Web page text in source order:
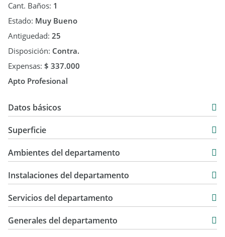
Cant. Baños: 1
Estado: Muy Bueno
Antiguedad: 25
Disposición: Contra.
Expensas: $ 337.000
Apto Profesional
Datos básicos
$ 430.000
Superficie
46 m2
Ambientes del departamento
Instalaciones del departamento
Servicios del departamento
Generales del departamento